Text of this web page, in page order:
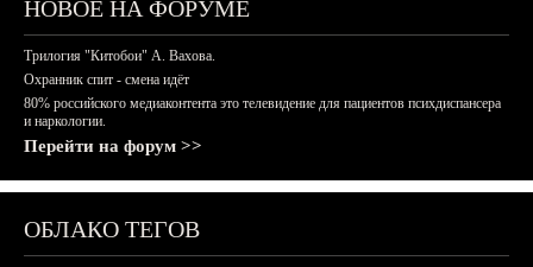
НОВОЕ НА ФОРУМЕ
Трилогия "Китобои" А. Вахова.
Охранник спит - смена идёт
80% российского медиаконтента это телевидение для пациентов психдиспансера
и наркологии.
Перейти на форум >>
ОБЛАКО ТЕГОВ